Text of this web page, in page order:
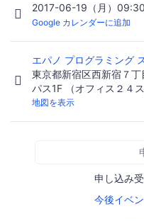
2017-06-19（月）
Google カレンダーに追加
エパノ プログラミング
東京都新宿区西新宿７
パス1F （オフィス２４
地図を表示
申し込み
今後イベ